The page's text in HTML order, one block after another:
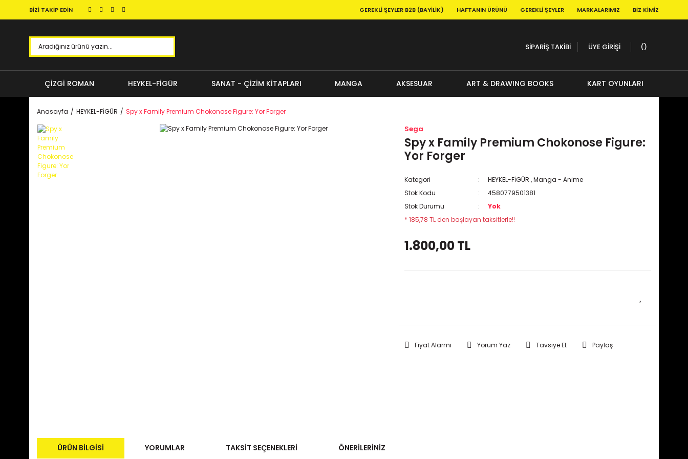
BİZİ TAKİP EDİN GEREKLI ŞEYLER B2B (BAYILIK) HAFTANIN ÜRÜNÜ GEREKLI ŞEYLER MARKALARIMIZ BIZ KIMIZ
SİPARİŞ TAKİBİ ÜYE GİRİŞİ
ÇİZGİ ROMAN HEYKEL-FİGÜR SANAT - ÇİZİM KİTAPLARI MANGA AKSESUAR ART & DRAWING BOOKS KART OYUNLARI
Anasayfa HEYKEL-FİGÜR Spy x Family Premium Chokonose Figure: Yor Forger
Sega
Spy x Family Premium Chokonose Figure:
Yor Forger
Kategori HEYKEL-FİGÜR ,Manga - Anime
Stok Kodu
4580779501381
Stok Durumu
Yok
* 185,78 TL den başlayan taksitlerle!!
1.800,00 TL
Fiyat Alarmı Yorum Yaz Tavsiye Et Paylaş
ÜRÜN BILGISI YORUMLAR TAKSIT SEÇENEKLERI ÖNERILERINIZ